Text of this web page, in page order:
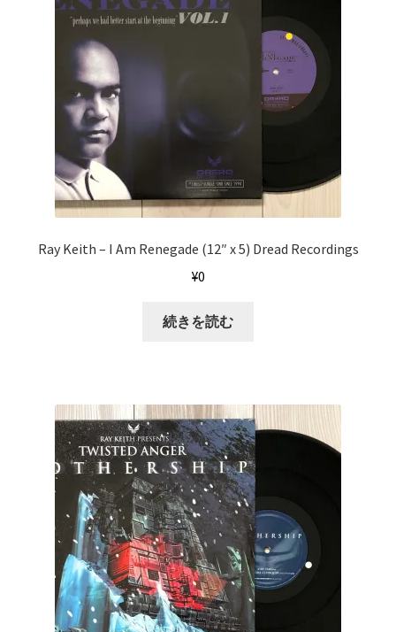
Ray Keith ‎– I Am Renegade (12″ x 5) Dread Recordings
¥0
続きを読む